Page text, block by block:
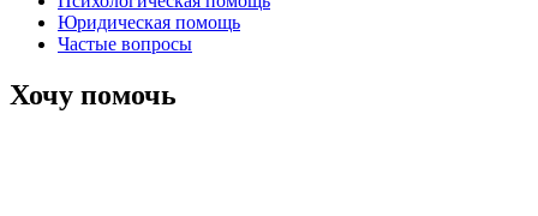
Юридическая помощь
Частые вопросы
Хочу помочь